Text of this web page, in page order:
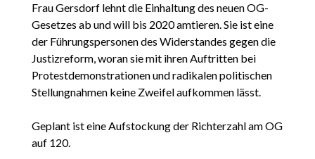
Frau Gersdorf lehnt die Einhaltung des neuen OG-
Gesetzes ab und will bis 2020 amtieren. Sie ist eine
der Führungspersonen des Widerstandes gegen die
Justizreform, woran sie mit ihren Auftritten bei
Protestdemonstrationen und radikalen politischen
Stellungnahmen keine Zweifel aufkommen lässt.
Geplant ist eine Aufstockung der Richterzahl am OG
auf 120.